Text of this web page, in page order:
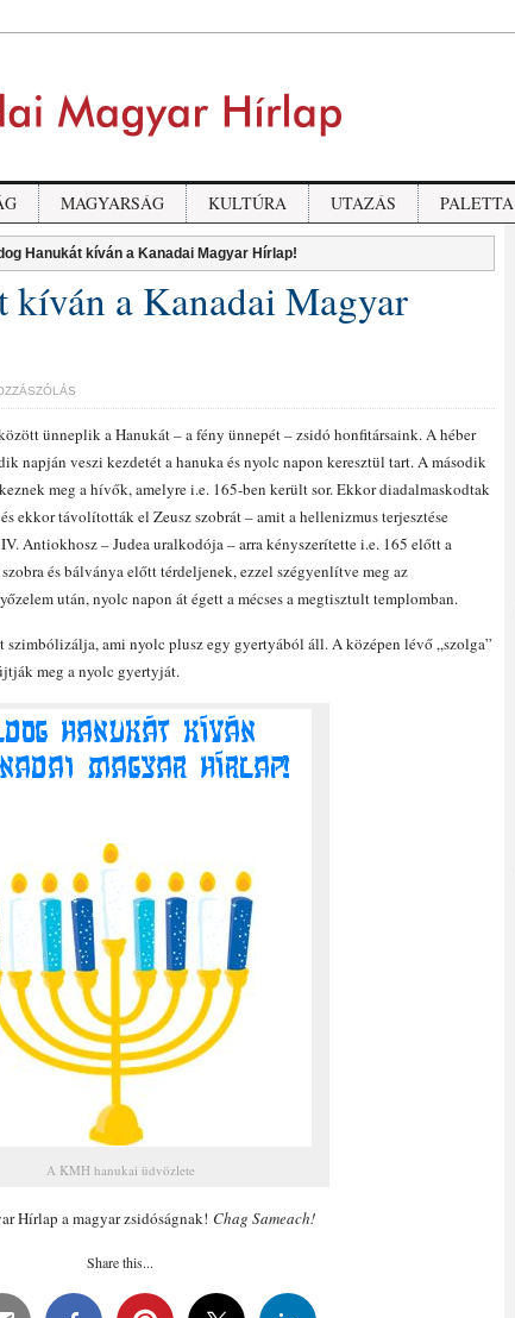
MAGYARSÁG KULTÚRA UTAZÁS PALETTA
Hanukát kíván a Kanadai Magyar Hírlap!
a Kanadai Magyar
ünneplik a Hanukát – a fény ünnepét – zsidó honfitársaink. A héber
napján veszi kezdetét a hanuka és nyolc napon keresztül tart. A második
meg a hívők, amelyre i.e. 165-ben került sor. Ekkor diadalmaskodtak
ekkor távolították el Zeusz szobrát – amit a hellenizmus terjesztése
Antiokhosz – Judea uralkodója – arra kényszerítette i.e. 165 előtt a
és bálványa előtt térdeljenek, ezzel szégyenlítve meg az
után, nyolc napon át égett a mécses a megtisztult templomban.
szimbólizálja, ami nyolc plusz egy gyertyából áll. A középen lévő „szolga”
meg a nyolc gyertyját.
A KMH hanukai üdvözlete
Hírlap a magyar zsidóságnak! Chag Sameach!
Share this...